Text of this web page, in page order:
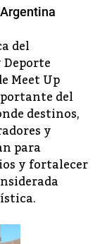
del
Meet Up
del
destinos,
y
para
y fortalecer